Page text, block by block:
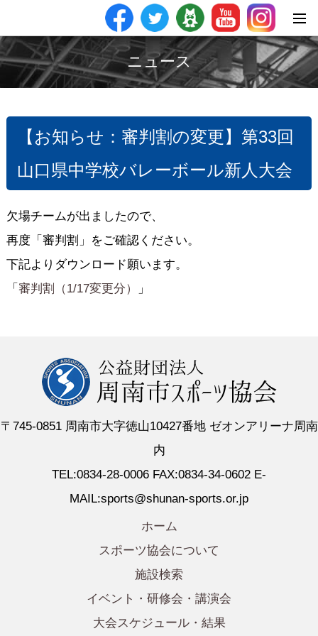
ニュース
【お知らせ：審判割の変更】第33回
山口県中学校バレーボール新人大会
欠場チームが出ましたので、
再度「審判割」をご確認ください。
下記よりダウンロード願います。
「 審判割（1/17変更分） 」
〒745-0851 周南市大字徳山10427番地 ゼオンアリーナ周南
内
TEL:0834-28-0006 FAX:0834-34-0602 E-
MAIL:sports@shunan-sports.or.jp
ホーム
スポーツ協会について
施設検索
イベント・研修会・講演会
大会スケジュール・結果